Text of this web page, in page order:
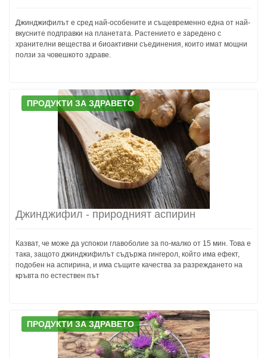
Джинджифилът е сред най-особените и същевременно една от най-
вкусните подправки на планетата. Растението е заредено с
хранителни вещества и биоактивни съединения, които имат мощни
ползи за човешкото здраве.
ПРОДУКТИ ЗА ЗДРАВЕТО
Джинджифил - природният аспирин
Казват, че може да успокои главоболие за по-малко от 15 мин. Това е
така, защото джинджифилът съдържа гингерол, който има ефект,
подобен на аспирина, и има същите качества за разреждането на
кръвта по естествен път
ПРОДУКТИ ЗА ЗДРАВЕТО